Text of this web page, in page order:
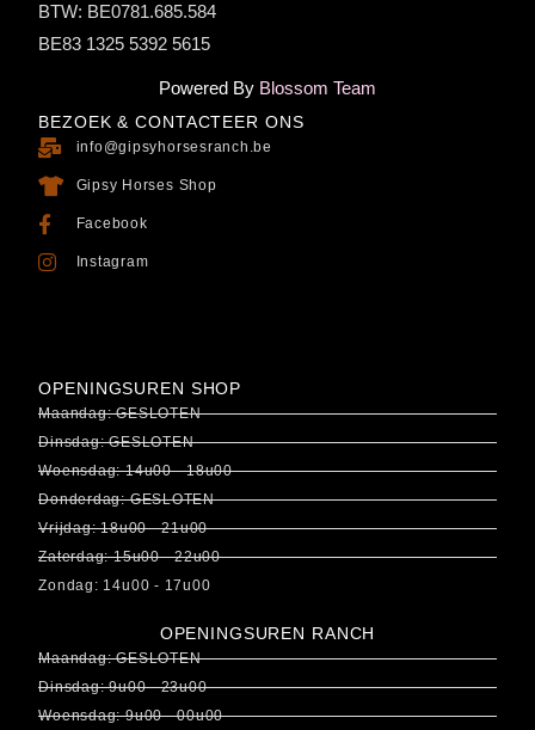
BTW: BE0781.685.584
BE83 1325 5392 5615
Powered By Blossom Team
BEZOEK & CONTACTEER ONS
info@gipsyhorsesranch.be
Gipsy Horses Shop
Facebook
Instagram
OPENINGSUREN SHOP
Maandag: GESLOTEN
Dinsdag: GESLOTEN
Woensdag: 14u00 - 18u00
Donderdag: GESLOTEN
Vrijdag: 18u00 - 21u00
Zaterdag: 15u00 - 22u00
Zondag: 14u00 - 17u00
OPENINGSUREN RANCH
Maandag: GESLOTEN
Dinsdag: 9u00 - 23u00
Woensdag: 9u00 - 00u00